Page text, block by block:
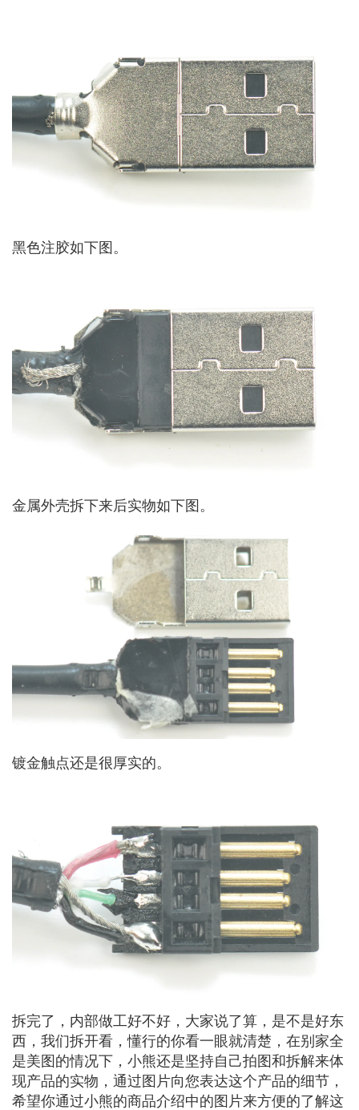
黑色注胶如下图。
金属外壳拆下来后实物如下图。
镀金触点还是很厚实的。
拆完了，内部做工好不好，大家说了算，是不是好东
西，我们拆开看，懂行的你看一眼就清楚，在别家全
是美图的情况下，小熊还是坚持自己拍图和拆解来体
现产品的实物，通过图片向您表达这个产品的细节，
希望你通过小熊的商品介绍中的图片来方便的了解这